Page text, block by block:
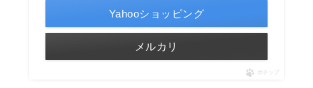
Yahooショッピング
メルカリ
ポチップ